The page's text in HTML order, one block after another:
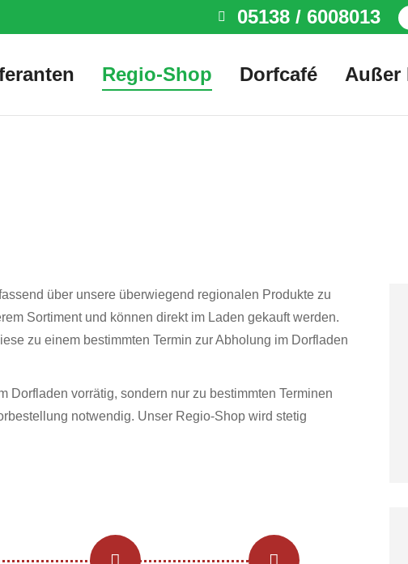
05138 / 6008013
Regio-Shop Dorfcafé Außer
über unsere überwiegend regionalen Produkte zu
Sortiment und können direkt im Laden gekauft werden.
zu einem bestimmten Termin zur Abholung im Dorfladen
Dorfladen vorrätig, sondern nur zu bestimmten Terminen
notwendig. Unser Regio-Shop wird stetig